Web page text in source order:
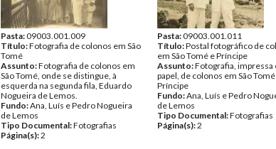
Pasta:09003.001.009
Título:Fotografia de colonos em São
Tomé
Assunto:Fotografia de colonos em
São Tomé, onde se distingue, à
esquerda na segunda fila, Eduardo
Nogueira de Lemos.
Fundo:Ana, Luís e Pedro Nogueira
de Lemos
Tipo Documental:Fotografias
Página(s):2
Pasta:09003.001.011
Título:Postal fotográfico de
em São Tomé e Príncipe
Assunto:Fotografia, impressa
papel, de colonos em São
Príncipe
Fundo:Ana, Luís e Pedro
de Lemos
Tipo Documental:Fotografias
Página(s):2